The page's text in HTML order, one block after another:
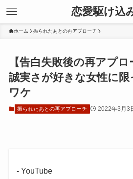
恋愛駆け込
ホーム 振られたあとの再アプローチ
【告白失敗後の再アプ
誠実さが好きな女性に
ワケ
振られたあとの再アプローチ 2022年3月3
- YouTube